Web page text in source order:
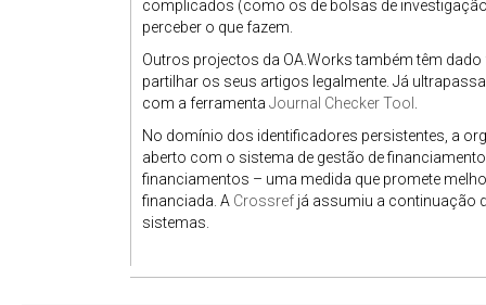
complicados (como os de bolsas de
perceber o que fazem.
Outros projectos da OA.Works também têm
partilhar os seus artigos legalmente. Já
com a ferramenta Journal Checker Tool
No domínio dos identificadores persistentes, a
aberto com o sistema de gestão de
financiamentos – uma medida que promete
financiada. A Crossref já assumiu a continuação
sistemas.